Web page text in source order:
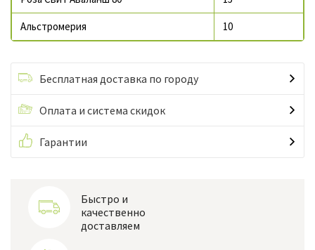
Альстромерия 10
Бесплатная доставка по городу
Оплата и система скидок
Гарантии
Быстро и
качественно
доставляем